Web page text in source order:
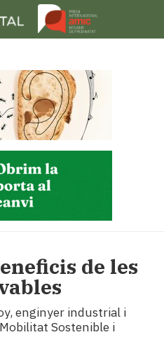
de les
enginyer industrial i
Sostenible i